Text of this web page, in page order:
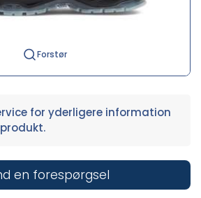
Forstør
for yderligere information
en forespørgsel